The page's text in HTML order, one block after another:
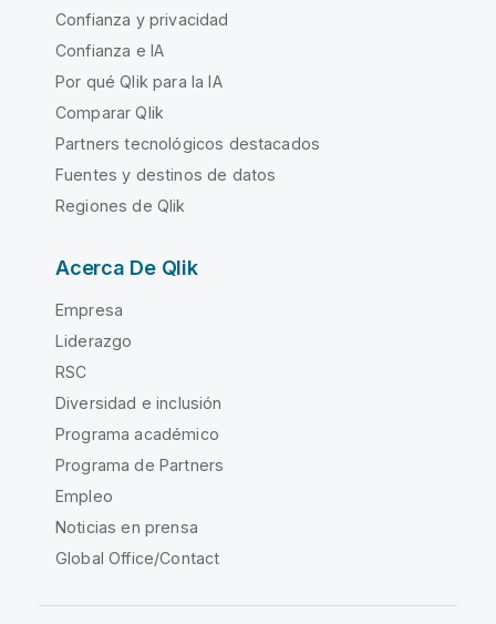
Confianza y privacidad
Confianza e IA
Por qué Qlik para la IA
Comparar Qlik
Partners tecnológicos destacados
Fuentes y destinos de datos
Regiones de Qlik
Acerca De Qlik
Empresa
Liderazgo
RSC
Diversidad e inclusión
Programa académico
Programa de Partners
Empleo
Noticias en prensa
Global Office/Contact